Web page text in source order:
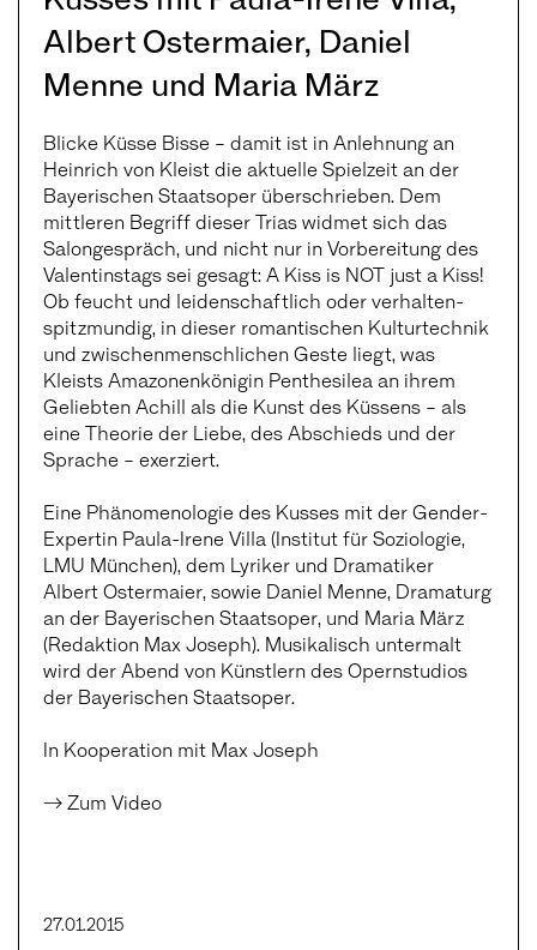
Albert Ostermaier, Daniel
Menne und Maria März
Blicke Küsse Bisse – damit ist in Anlehnung an
Heinrich von Kleist die aktuelle Spielzeit an der
Bayerischen Staatsoper überschrieben. Dem
mittleren Begriff dieser Trias widmet sich das
Salongespräch, und nicht nur in Vorbereitung des
Valentinstags sei gesagt: A Kiss is NOT just a Kiss!
Ob feucht und leidenschaftlich oder verhalten-
spitzmundig, in dieser romantischen Kulturtechnik
und zwischenmenschlichen Geste liegt, was
Kleists Amazonenkönigin Penthesilea an ihrem
Geliebten Achill als die Kunst des Küssens – als
eine Theorie der Liebe, des Abschieds und der
Sprache – exerziert.
Eine Phänomenologie des Kusses mit der Gender-
Expertin Paula-Irene Villa (Institut für Soziologie,
LMU München), dem Lyriker und Dramatiker
Albert Ostermaier, sowie Daniel Menne, Dramaturg
an der Bayerischen Staatsoper, und Maria März
(Redaktion Max Joseph). Musikalisch untermalt
wird der Abend von Künstlern des Opernstudios
der Bayerischen Staatsoper.
In Kooperation mit Max Joseph
→ Zum Video
27.01.2015